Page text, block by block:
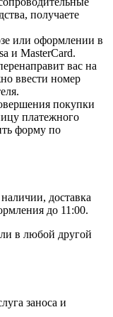
получаете
или оформлении в
и MasterCard.
вас на
ввести номер
покупки
платежного
форму по
доставка
до 11:00.
в любой другой
заноса и